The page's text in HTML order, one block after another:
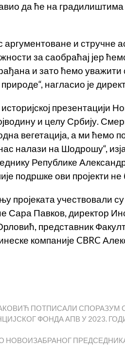
да ће на
аргументоване и стручне
за саобраћај јер
и зато ћемо
нагласио је
и целу Србију.
вегетација, а ми ћемо
налази на Шодрошу“,
Републике
подршке ови пројекти не
пројеката учествовали
Сара Павков, директор
представник
компаније CBRC
ПОТПИСАЛИ СПОРАЗУМ
ФОНДА АПВ У 2023.